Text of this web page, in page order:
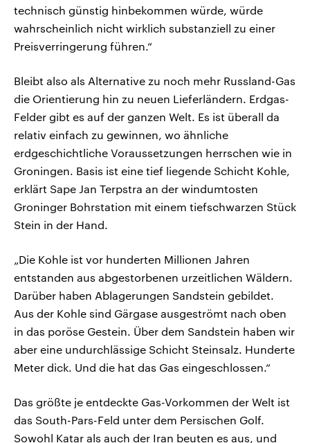
technisch günstig hinbekommen würde, würde
wahrscheinlich nicht wirklich substanziell zu einer
Preisverringerung führen.“
Bleibt also als Alternative zu noch mehr Russland-Gas
die Orientierung hin zu neuen Lieferländern. Erdgas-
Felder gibt es auf der ganzen Welt. Es ist überall da
relativ einfach zu gewinnen, wo ähnliche
erdgeschichtliche Voraussetzungen herrschen wie in
Groningen. Basis ist eine tief liegende Schicht Kohle,
erklärt Sape Jan Terpstra an der windumtosten
Groninger Bohrstation mit einem tiefschwarzen Stück
Stein in der Hand.
„Die Kohle ist vor hunderten Millionen Jahren
entstanden aus abgestorbenen urzeitlichen Wäldern.
Darüber haben Ablagerungen Sandstein gebildet.
Aus der Kohle sind Gärgase ausgeströmt nach oben
in das poröse Gestein. Über dem Sandstein haben wir
aber eine undurchlässige Schicht Steinsalz. Hunderte
Meter dick. Und die hat das Gas eingeschlossen.“
Das größte je entdeckte Gas-Vorkommen der Welt ist
das South-Pars-Feld unter dem Persischen Golf.
Sowohl Katar als auch der Iran beuten es aus, und